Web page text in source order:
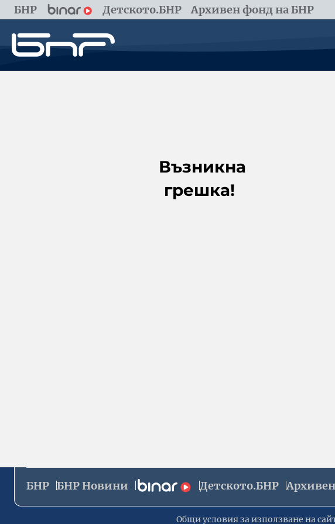
БНР Детското.БНР Архивен фонд на БНР
Възникна
грешка!
БНР БНР Новини Детското.БНР
Общи условия за използване на